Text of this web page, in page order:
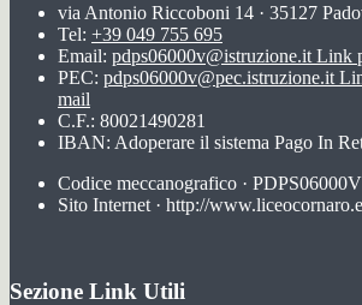
via Antonio Riccoboni 14 · 35127
Tel: +39 049 755 695
Email: pdps06000v@istruzione.it Link
PEC: pdps06000v@pec.istruzione.it
mail
C.F.: 80021490281
IBAN: Adoperare il sistema Pago In
Codice meccanografico · PDPS06000V
Sito Internet · http://
Sezione Link Utili